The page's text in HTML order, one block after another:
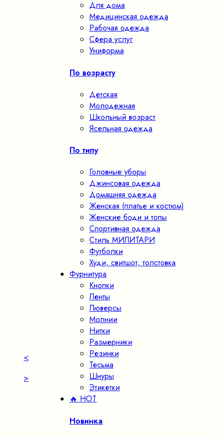
Для дома
Медицинская одежда
Рабочая одежда
Сфера услуг
Униформа
По возрасту
Детская
Молодежная
Школьный возраст
Ясельная одежда
По типу
Головные уборы
Джинсовая одежда
Домашняя одежда
Женская (платье и костюм)
Женские боди и топы
Спортивная одежда
Стиль МИЛИТАРИ
Футболки
Худи, свитшот, толстовка
Фурнитура
Кнопки
Ленты
Люверсы
Молнии
Нитки
Размерники
Резинки
Тесьма
Шнуры
Этикетки
🔥 HOT
Новинка
<
>